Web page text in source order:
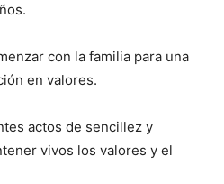
con la familia para una
en valores.
actos de sencillez y
vivos los valores y el